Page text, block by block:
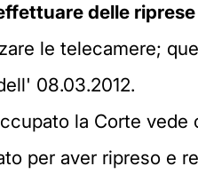
delle
le telecamere;
08.03.2012.
la Corte
per aver ripreso e